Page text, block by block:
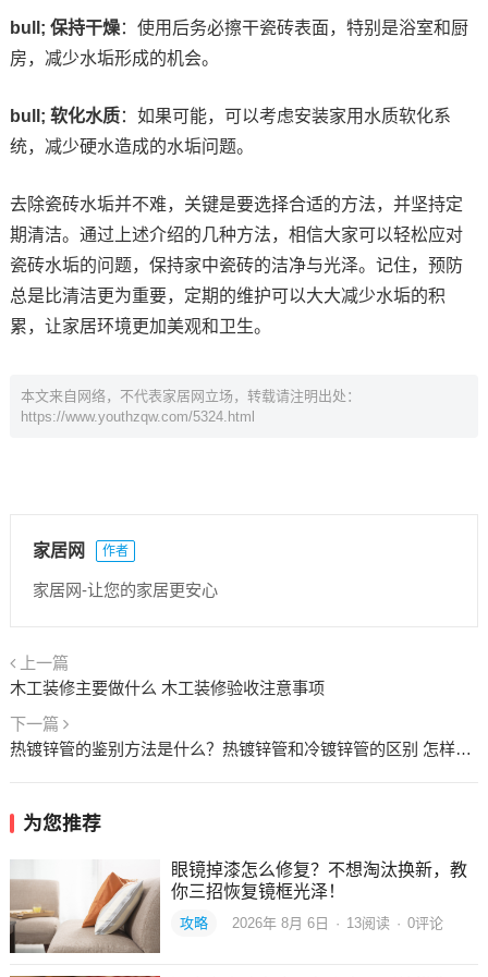
bull; 保持干燥：使用后务必擦干瓷砖表面，特别是浴室和厨
房，减少水垢形成的机会。
bull; 软化水质：如果可能，可以考虑安装家用水质软化系
统，减少硬水造成的水垢问题。
去除瓷砖水垢并不难，关键是要选择合适的方法，并坚持定
期清洁。通过上述介绍的几种方法，相信大家可以轻松应对
瓷砖水垢的问题，保持家中瓷砖的洁净与光泽。记住，预防
总是比清洁更为重要，定期的维护可以大大减少水垢的积
累，让家居环境更加美观和卫生。
本文来自网络，不代表家居网立场，转载请注明出处：
https://www.youthzqw.com/5324.html
家居网 作者
家居网-让您的家居更安心
上一篇
木工装修主要做什么 木工装修验收注意事项
下一篇
热镀锌管的鉴别方法是什么？热镀锌管和冷镀锌管的区别 怎样识别热镀锌管和冷镀锌管
为您推荐
眼镜掉漆怎么修复？不想淘汰换新，教
你三招恢复镜框光泽！
攻略 2026年 8月 6日 · 13阅读 · 0评论